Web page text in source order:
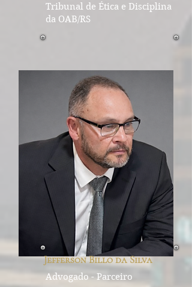
Tribunal de Ética e Disciplina
da OAB/RS
Jefferson Billo da Silva
Advogado - Parceiro